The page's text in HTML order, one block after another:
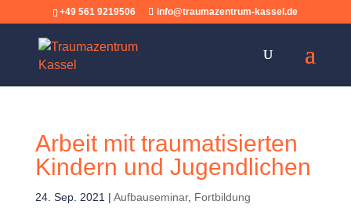
+49 561 9219506 info@traumazentrum-kassel.de
Arbeit mit traumatisierten
Kindern und Jugendlichen
24. Sep. 2021 | Aufbauseminar, Fortbildung